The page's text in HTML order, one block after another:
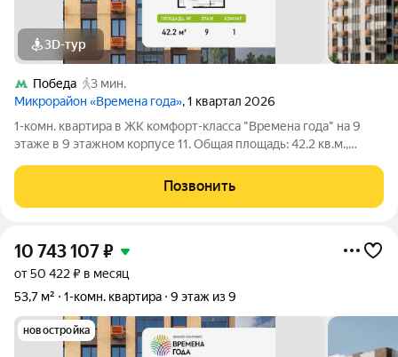
3D-тур
Победа
3 мин.
Микрорайон «Времена года», 1 квартал 2026
1-комн. квартира в ЖК комфорт-класса "Времена года" на 9
этаже в 9 этажном корпусе 11. Общая площадь: 42.2 кв.м.,
современный жилой комплекс комфорт-класса,
расположенный в тихом и зеленом
Позвонить
10 743 107₽
от 50 422 ₽ в месяц
53,7 м²
1-комн. квартира 9 этаж из 9
новостройка